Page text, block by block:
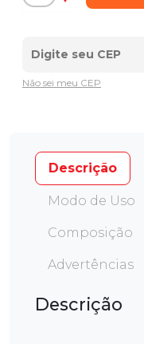
Não sei meu CEP
Descrição
Modo de Uso
Composição
Advertências
Descrição